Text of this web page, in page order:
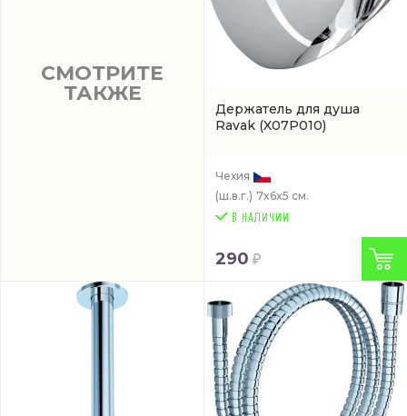
СМОТРИТЕ
ТАКЖЕ
Держатель для душа
Ravak (X07P010)
Чехия
(ш.в.г.) 7x6x5 см.
290